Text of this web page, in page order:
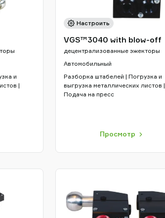
и
|
Настроить
VGS™3040 with blow-off
децентрализованные эжекторы
Автомобильный
Разборка штабелей | Погрузка и
выгрузка металлических листов |
Подача на пресс
Просмотр